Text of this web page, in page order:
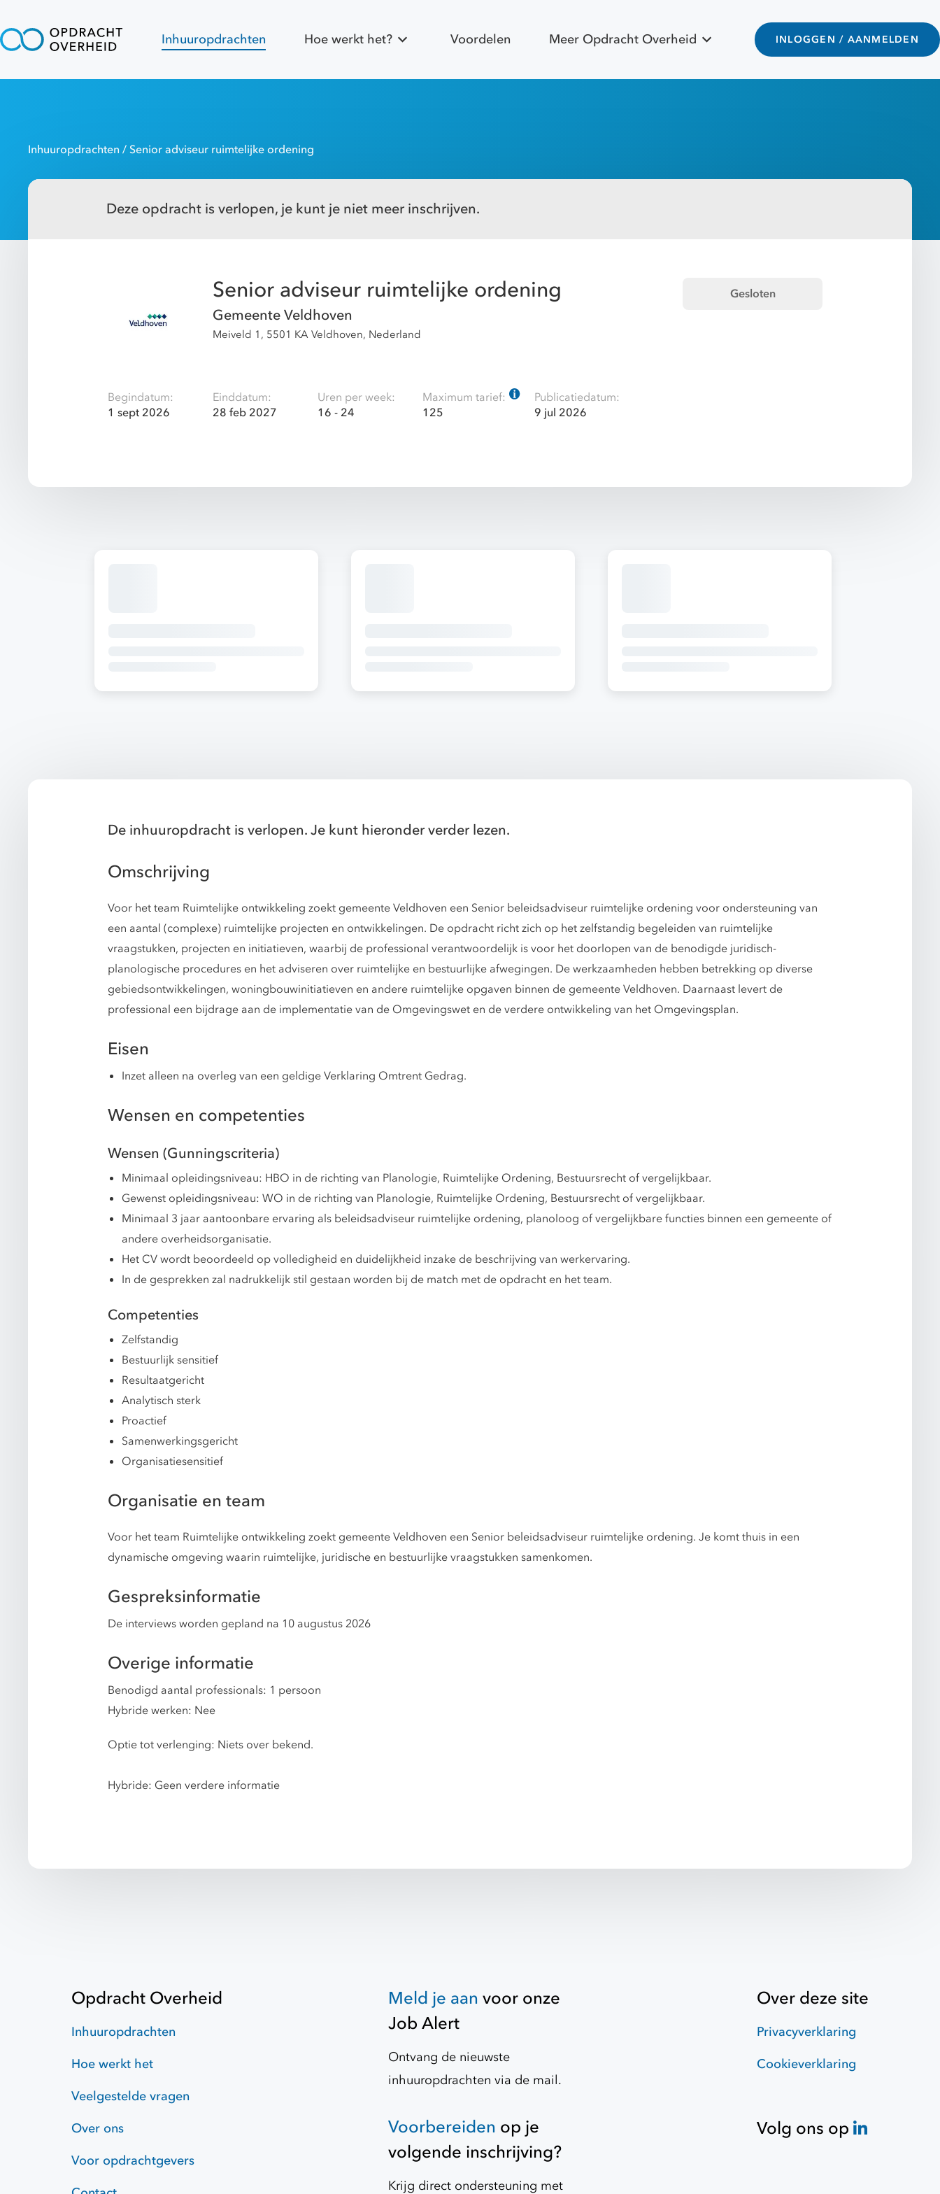
Inhuuropdrachten Hoe werkt het? Voordelen Meer Opdracht Overheid INLOGGEN / AANMELDEN
Inhuuropdrachten / Senior adviseur ruimtelijke ordening
Deze opdracht is verlopen, je kunt je niet meer inschrijven.
Senior adviseur ruimtelijke ordening
Gemeente Veldhoven
Meiveld 1, 5501 KA Veldhoven, Nederland
Gesloten
Begindatum:
1 sept 2026
Einddatum:
28 feb 2027
Uren per week:
16 - 24
Maximum tarief:
125
Publicatiedatum:
9 jul 2026
De inhuuropdracht is verlopen. Je kunt hieronder verder lezen.
Omschrijving
Voor het team Ruimtelijke ontwikkeling zoekt gemeente Veldhoven een Senior beleidsadviseur ruimtelijke ordening voor ondersteuning van
een aantal (complexe) ruimtelijke projecten en ontwikkelingen. De opdracht richt zich op het zelfstandig begeleiden van ruimtelijke
vraagstukken, projecten en initiatieven, waarbij de professional verantwoordelijk is voor het doorlopen van de benodigde juridisch-
planologische procedures en het adviseren over ruimtelijke en bestuurlijke afwegingen. De werkzaamheden hebben betrekking op diverse
gebiedsontwikkelingen, woningbouwinitiatieven en andere ruimtelijke opgaven binnen de gemeente Veldhoven. Daarnaast levert de
professional een bijdrage aan de implementatie van de Omgevingswet en de verdere ontwikkeling van het Omgevingsplan.
Eisen
Inzet alleen na overleg van een geldige Verklaring Omtrent Gedrag.
Wensen en competenties
Wensen (Gunningscriteria)
Minimaal opleidingsniveau: HBO in de richting van Planologie, Ruimtelijke Ordening, Bestuursrecht of vergelijkbaar.
Gewenst opleidingsniveau: WO in de richting van Planologie, Ruimtelijke Ordening, Bestuursrecht of vergelijkbaar.
Minimaal 3 jaar aantoonbare ervaring als beleidsadviseur ruimtelijke ordening, planoloog of vergelijkbare functies binnen een gemeente of
andere overheidsorganisatie.
Het CV wordt beoordeeld op volledigheid en duidelijkheid inzake de beschrijving van werkervaring.
In de gesprekken zal nadrukkelijk stil gestaan worden bij de match met de opdracht en het team.
Competenties
Zelfstandig
Bestuurlijk sensitief
Resultaatgericht
Analytisch sterk
Proactief
Samenwerkingsgericht
Organisatiesensitief
Organisatie en team
Voor het team Ruimtelijke ontwikkeling zoekt gemeente Veldhoven een Senior beleidsadviseur ruimtelijke ordening. Je komt thuis in een
dynamische omgeving waarin ruimtelijke, juridische en bestuurlijke vraagstukken samenkomen.
Gespreksinformatie
De interviews worden gepland na 10 augustus 2026
Overige informatie
Benodigd aantal professionals: 1 persoon
Hybride werken: Nee
Optie tot verlenging: Niets over bekend.
Hybride: Geen verdere informatie
Opdracht Overheid
Inhuuropdrachten
Hoe werkt het
Veelgestelde vragen
Over ons
Voor opdrachtgevers
Meld je aan voor onze
Job Alert
Ontvang de nieuwste
inhuuropdrachten via de mail.
Voorbereiden op je
volgende inschrijving?
Krijg direct ondersteuning met
Over deze site
Privacyverklaring
Cookieverklaring
Volg ons op